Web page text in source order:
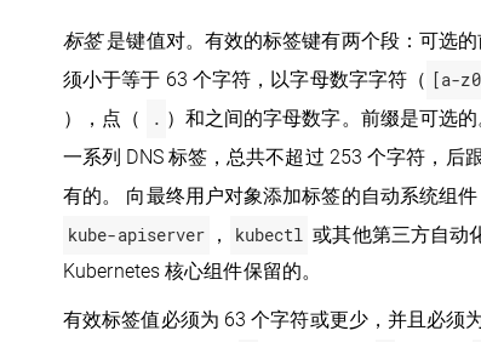
标签是键值对。有效的标签键有两个段：可选
须小于等于 63 个字符，以字母数字字符（ [a-
），点（
. ）和之间的字母数字。前缀是可选
一系列 DNS 标签，总共不超过 253 个字符，后
有的。 向最终用户对象添加标签的自动系统组件
kube-apiserver ， kubectl 或其他第三方自动
Kubernetes 核心组件保留的。
有效标签值必须为 63 个字符或更少，并且必须